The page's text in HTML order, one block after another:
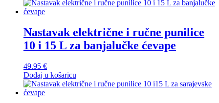
Nastavak električne i ručne punilice
10 i 15 L za banjalučke ćevape
49.95 €
Dodaj u košaricu